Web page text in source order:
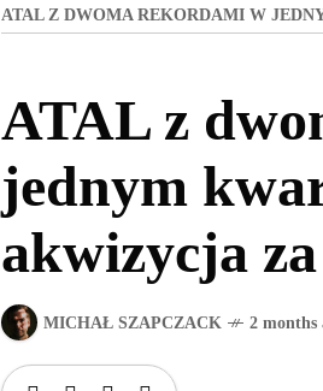
ATAL Z DWOMA REKORDAMI W
ATAL z
jednym
akwizycja
MICHAŁ SZAPCZACK 2 months